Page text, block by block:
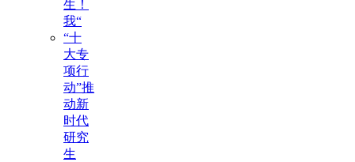
生！
我“
“十
大专
项行
动”推
动新
时代
研究
生